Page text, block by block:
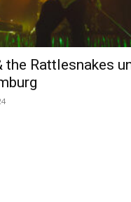
the Rattlesnakes